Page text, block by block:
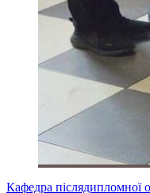
Кафедра післядипломної